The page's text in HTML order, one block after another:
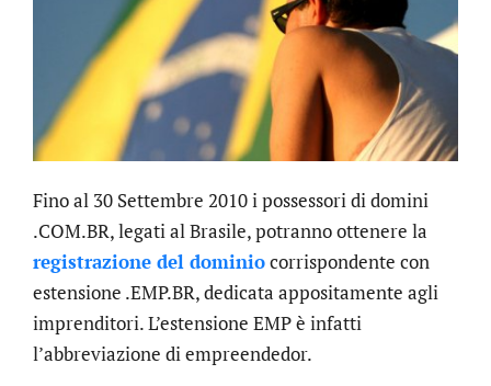
Fino al 30 Settembre 2010 i possessori di domini
.COM.BR, legati al Brasile, potranno ottenere la
registrazione del dominiocorrispondente con
estensione .EMP.BR, dedicata appositamente agli
imprenditori. L’estensione EMP è infatti
l’abbreviazione di empreendedor.